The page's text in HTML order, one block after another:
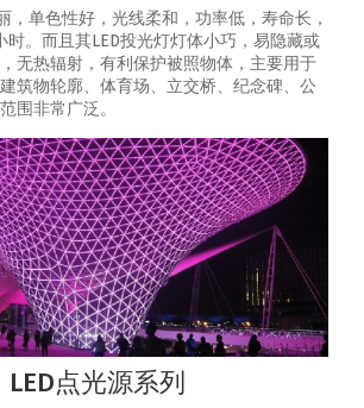
，单色性好，光线柔和，功率低，寿命长，
时。而且其LED投光灯灯体小巧，易隐藏或
无热辐射，有利保护被照物体，主要用于
筑物轮廓、体育场、立交桥、纪念碑、公
围非常广泛。
LED点光源系列